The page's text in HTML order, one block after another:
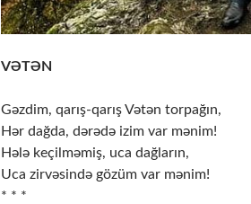
VƏTƏN
Gəzdim, qarış-qarış Vətən torpağın,
Hər dağda, dərədə izim var mənim!
Hələ keçilməmiş, uca dağların,
Uca zirvəsində gözüm var mənim!
* * *